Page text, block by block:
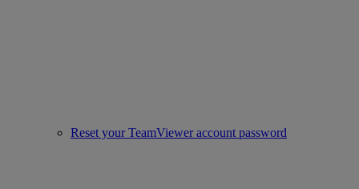
Reset your TeamViewer account password